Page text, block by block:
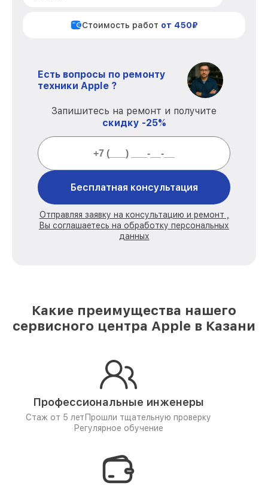
Стоимость работ от 450₽
Есть вопросы по ремонту
техники Apple ?
Запишитесь на ремонт и получите
скидку -25%
Бесплатная консультация
Отправляя заявку на консультацию и ремонт ,
Вы соглашаетесь на обработку персональных
данных
Какие преимущества нашего
сервисного центра Apple в Казани
Профессиональные инженеры
Стаж от 5 лет Прошли тщательную проверку
Регулярное обучение